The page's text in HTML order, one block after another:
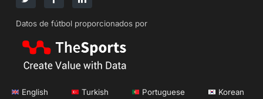
Datos de fútbol proporcionados por
English Turkish Portuguese Korean